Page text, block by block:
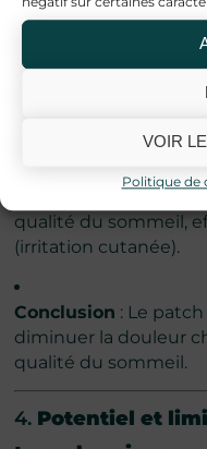
VOIR
Politique de
Méthodologie: Essai
aveugle, 60 patients
patch CBD 40 mg vs
30% vs 10% pour
qualité du sommeil,
(irritation cutanée).
Conclusion : Le
diminuer la douleur
qualité du sommeil.
4. Potentiel et